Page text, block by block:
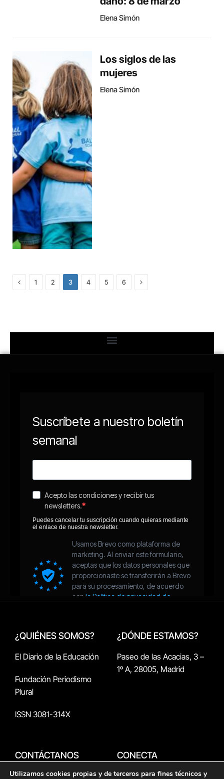
Elena Simón
Los siglos de las
mujeres
Elena Simón
Previous
1 2 3 4 5 6 Next
¿QUIÉNES SOMOS?
El Diario de la Educación
Fundación Periodismo
Plural
ISSN 3081-314X
¿DÓNDE ESTAMOS?
Paseo de las Acacias, 3 –
1º A, 28005, Madrid
CONTÁCTANOS
publicitat@periodismeplur
CONECTA
Utilizamos cookies propias y de terceros para fines técnicos y